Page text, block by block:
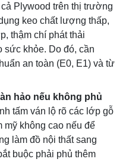
Plywood trên thị trường
keo chất lượng thấp,
thậm chí phát thải
sức khỏe. Do đó, cần
an toàn (E0, E1) và từ
hảo nếu không phủ
tấm ván lộ rõ các lớp gỗ
mỹ không cao nếu để
làm đồ nội thất sang
buộc phải phủ thêm